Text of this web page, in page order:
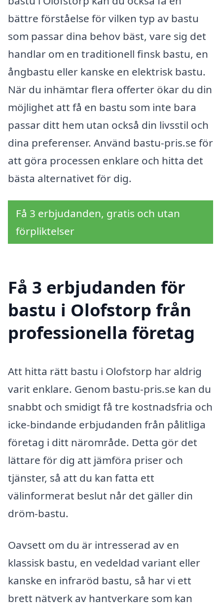
bättre förståelse för vilken typ av bastu
som passar dina behov bäst, vare sig det
handlar om en traditionell finsk bastu, en
ångbastu eller kanske en elektrisk bastu.
När du inhämtar flera offerter ökar du din
möjlighet att få en bastu som inte bara
passar ditt hem utan också din livsstil och
dina preferenser. Använd bastu-pris.se för
att göra processen enklare och hitta det
bästa alternativet för dig.
Få 3 erbjudanden, gratis och utan
förpliktelser
Få 3 erbjudanden för
bastu i Olofstorp från
professionella företag
Att hitta rätt bastu i Olofstorp har aldrig
varit enklare. Genom bastu-pris.se kan du
snabbt och smidigt få tre kostnadsfria och
icke-bindande erbjudanden från pålitliga
företag i ditt närområde. Detta gör det
lättare för dig att jämföra priser och
tjänster, så att du kan fatta ett
välinformerat beslut når det gäller din
dröm-bastu.
Oavsett om du är intresserad av en
klassisk bastu, en vedeldad variant eller
kanske en infraröd bastu, så har vi ett
brett nätverk av hantverkare som kan